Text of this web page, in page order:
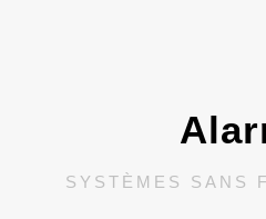
SYSTÈMES SANS